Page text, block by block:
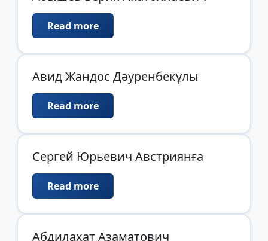
Read more
Авид Жандос Дәуренбекұлы
Read more
Сергей Юрьевич Австриянға
Read more
Абдилахат Азаматович